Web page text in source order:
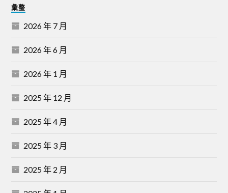
彙整
2026 年 7 月
2026 年 6 月
2026 年 1 月
2025 年 12 月
2025 年 4 月
2025 年 3 月
2025 年 2 月